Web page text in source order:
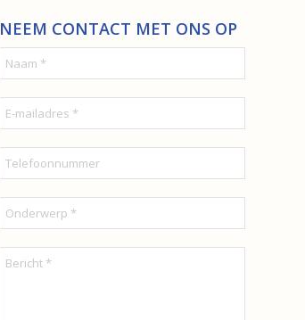
NEEM CONTACT MET ONS OP